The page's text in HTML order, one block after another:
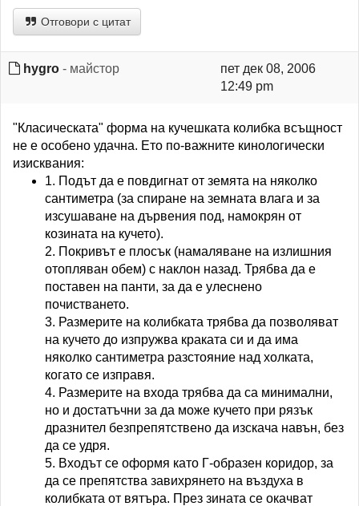
Отговори с цитат
hygro - майстор
пет дек 08, 2006
12:49 pm
"Класическата" форма на кучешката колибка всъщност
не е особено удачна. Ето по-важните кинологически
изисквания:
1. Подът да е повдигнат от земята на няколко
сантиметра (за спиране на земната влага и за
изсушаване на дървения под, намокрян от
козината на кучето).
2. Покривът е плосък (намаляване на излишния
отопляван обем) с наклон назад. Трябва да е
поставен на панти, за да е улеснено
почистването.
3. Размерите на колибката трябва да позволяват
на кучето до изпружва краката си и да има
няколко сантиметра разстояние над холката,
когато се изправя.
4. Размерите на входа трябва да са минимални,
но и достатъчни за да може кучето при рязък
дразнител безпрепятствено да изскача навън, без
да се удря.
5. Входът се оформя като Г-образен коридор, за
да се препятства завихрянето на въздуха в
колибката от вятъра. През зината се окачват